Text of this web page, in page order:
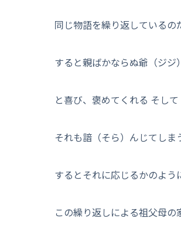
同じ物語を繰り返している
すると親ばかならぬ爺（ジジ
と喜び、褒めてくれる そし
それも諳（そら）んじてし
するとそれに応じるかのよ
この繰り返しによる祖父母